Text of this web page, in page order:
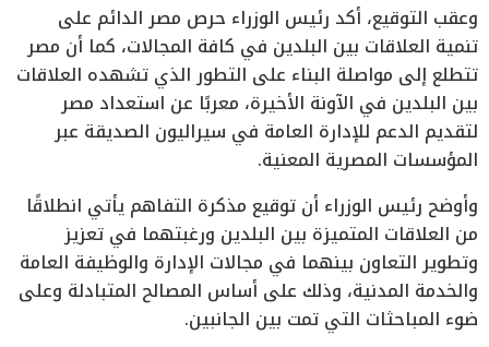
وعقب التوقيع، أكد رئيس الوزراء حرص مصر الدائم على
تنمية العلاقات بين البلدين في كافة المجالات، كما أن مصر
تتطلع إلى مواصلة البناء على التطور الذي تشهده العلاقات
بين البلدين في الآونة الأخيرة، معربًا عن استعداد مصر
لتقديم الدعم للإدارة العامة في سيراليون الصديقة عبر
المؤسسات المصرية المعنية.
وأوضح رئيس الوزراء أن توقيع مذكرة التفاهم يأتي انطلاقًا
من العلاقات المتميزة بين البلدين ورغبتهما في تعزيز
وتطوير التعاون بينهما في مجالات الإدارة والوظيفة العامة
والخدمة المدنية، وذلك على أساس المصالح المتبادلة وعلى
ضوء المباحثات التي تمت بين الجانبين.